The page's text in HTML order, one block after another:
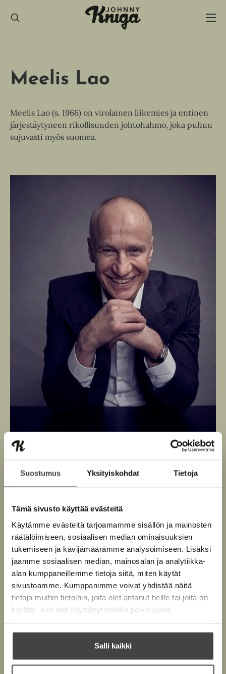
Suostumus Yksityiskohdat Tietoja
Tämä sivusto käyttää evästeitä
Käytämme evästeitä tarjoamamme sisällön ja mainosten
räätälöimiseen, sosiaalisen median ominaisuuksien
tukemiseen ja kävijämäärämme analysoimiseen. Lisäksi
jaamme sosiaalisen median, mainosalan ja analytiikka-
alan kumppaneillemme tietoja siitä, miten käytät
sivustoamme. Kumppanimme voivat yhdistää näitä
tietoja muihin tietoihin, joita olet antanut heille tai joita on
kerätty, kun olet käyttänyt heidän palvelujaan.
Salli kaikki
sisältöön
Meelis Lao
Meelis Lao (s. 1966) on virolainen liikemies ja entinen
järjestäytyneen rikollisuuden johtohahmo, joka puhuu
sujuvasti myös suomea.
Teokset